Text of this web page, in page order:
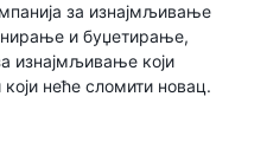
за изнајмљивање
и буџетирање,
изнајмљивање који
неће сломити новац.